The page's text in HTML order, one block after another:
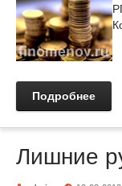
Подробнее
Лишние